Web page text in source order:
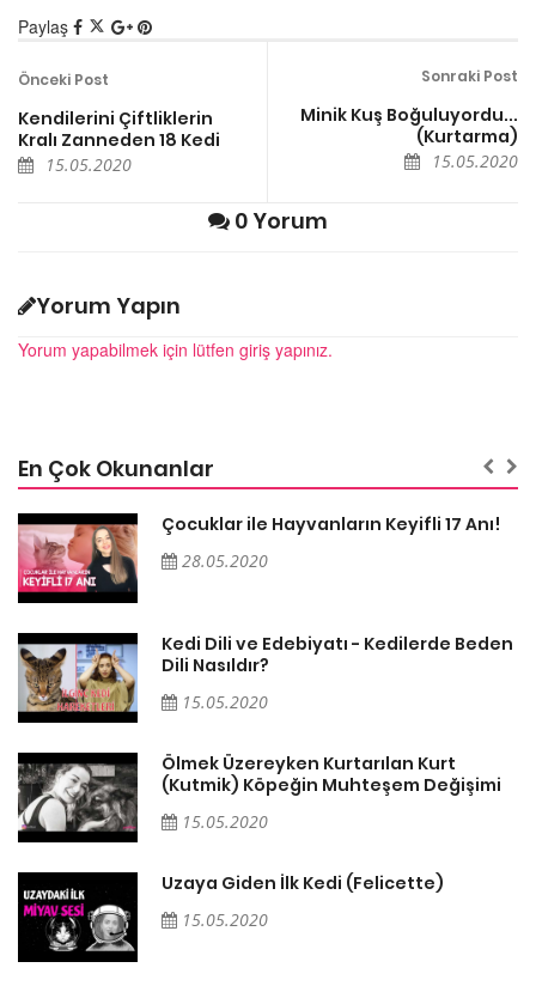
Paylaş
Önceki Post
Kendilerini Çiftliklerin
Kralı Zanneden 18 Kedi
15.05.2020
Sonraki Post
Minik Kuş Boğuluyordu...
(Kurtarma)
15.05.2020
0 Yorum
Yorum Yapın
Yorum yapabilmek için lütfen giriş yapınız.
En Çok Okunanlar
Çocuklar ile Hayvanların Keyifli 17 Anı!
28.05.2020
Kedi Dili ve Edebiyatı - Kedilerde Beden
Dili Nasıldır?
15.05.2020
Ölmek Üzereyken Kurtarılan Kurt
(Kutmik) Köpeğin Muhteşem Değişimi
15.05.2020
Uzaya Giden İlk Kedi (Felicette)
15.05.2020